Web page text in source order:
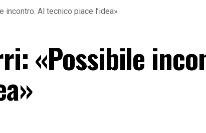
incontro. Al tecnico piace l’idea»
«Possibile